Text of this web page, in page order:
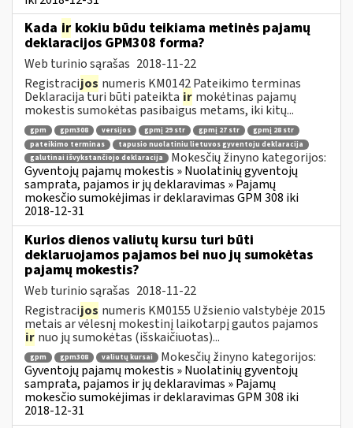
Kada ir kokiu būdu teikiama metinės pajamų
deklaracijos GPM308 forma?
Web turinio sąrašas 2018-11-22
Registracijos numeris KM0142 Pateikimo terminas
Deklaracija turi būti pateikta ir mokėtinas pajamų
mokestis sumokėtas pasibaigus metams, iki kitų...
gpm gpm308 versijos gpmį 29 str gpmį 27 str
gpmį 28 str
pateikimo terminas
tapusio nuolatiniu lietuvos gyventoju deklaracija
galutinai išvykstančiojo deklaracija
Mokesčių žinyno kategorijos:
Gyventojų pajamų mokestis » Nuolatinių gyventojų
samprata, pajamos ir jų deklaravimas » Pajamų
mokesčio sumokėjimas ir deklaravimas GPM 308 iki
2018-12-31
Kurios dienos valiutų kursu turi būti
deklaruojamos pajamos bei nuo jų sumokėtas
pajamų mokestis?
Web turinio sąrašas 2018-11-22
Registracijos numeris KM0155 Užsienio valstybėje 2015
metais ar vėlesnį mokestinį laikotarpį gautos pajamos
ir nuo jų sumokėtas (išskaičiuotas)...
gpm gpm308 valiutų kursai
Mokesčių žinyno kategorijos:
Gyventojų pajamų mokestis » Nuolatinių gyventojų
samprata, pajamos ir jų deklaravimas » Pajamų
mokesčio sumokėjimas ir deklaravimas GPM 308 iki
2018-12-31